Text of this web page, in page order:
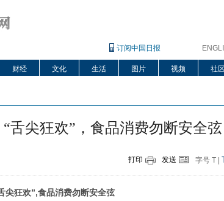
订阅中国日报
财经 文化 生活 图片 视频 社区
舌尖狂欢”，食品消费勿断安全弦
打印 发送 字号 T
尖狂欢”,食品消费勿断安全弦